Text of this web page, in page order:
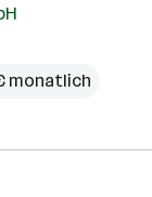
monatlich